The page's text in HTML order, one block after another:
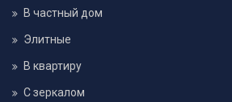
В частный дом
Элитные
В квартиру
С зеркалом